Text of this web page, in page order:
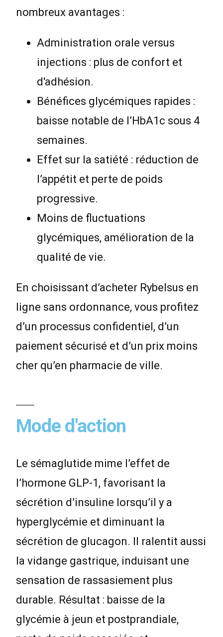
nombreux avantages :
Administration orale versus
injections : plus de confort et
d'adhésion.
Bénéfices glycémiques rapides :
baisse notable de l’HbA1c sous 4
semaines.
Effet sur la satiété : réduction de
l’appétit et perte de poids
progressive.
Moins de fluctuations
glycémiques, amélioration de la
qualité de vie.
En choisissant d’acheter Rybelsus en
ligne sans ordonnance, vous profitez
d’un processus confidentiel, d’un
paiement sécurisé et d’un prix moins
cher qu’en pharmacie de ville.
Mode d'action
Le sémaglutide mime l’effet de
l’hormone GLP-1, favorisant la
sécrétion d’insuline lorsqu’il y a
hyperglycémie et diminuant la
sécrétion de glucagon. Il ralentit aussi
la vidange gastrique, induisant une
sensation de rassasiement plus
durable. Résultat : baisse de la
glycémie à jeun et postprandiale,